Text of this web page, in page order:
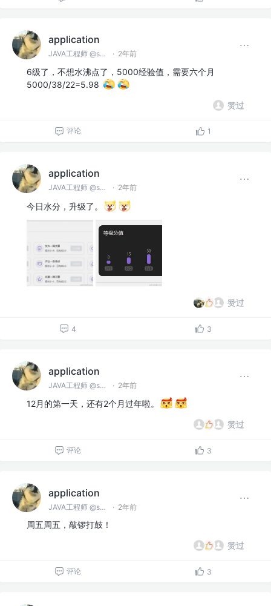
application
JAVA工程师 @spring · 2年前
6级了，不想水沸点了，5000经验值，需要六个月
5000/38/22=5.98
赞过
评论 1
application
JAVA工程师 @spring · 2年前
今日水分，升级了。
赞过
4 3
application
JAVA工程师 @spring · 2年前
12月的第一天，还有2个月过年啦。
赞过
评论 3
application
JAVA工程师 @spring · 2年前
周五周五，敲锣打鼓！
赞过
评论 3